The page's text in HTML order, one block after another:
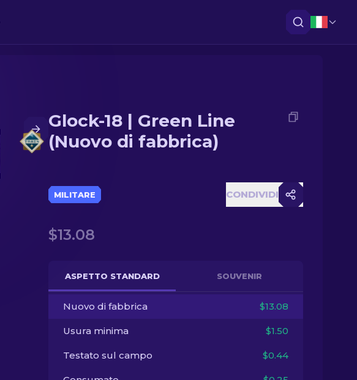
Glock-18 | Green Line
(Nuovo di fabbrica)
MILITARE CONDIVIDI
$13.08
ASPETTO STANDARD SOUVENIR
Nuovo di fabbrica $13.08
Usura minima $1.50
Testato sul campo $0.44